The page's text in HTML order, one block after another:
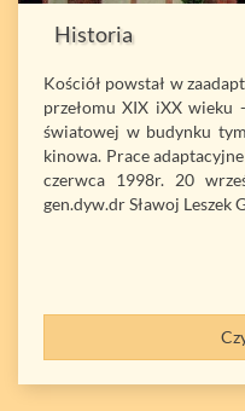
Historia
Kościół powstał w
przełomu XIX iXX
światowej w budynku
kinowa. Prace
czerwca 1998r. 20
gen.dyw.dr Sławoj Leszek